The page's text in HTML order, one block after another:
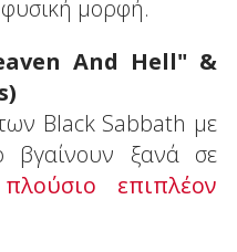
φυσική μορφή.
And Hell" &
Black Sabbath με
βγαίνουν ξανά σε
πλούσιο επιπλέον